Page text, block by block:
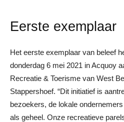
Eerste exemplaar
Het eerste exemplaar van beleef
donderdag 6 mei 2021 in Acquoy
Recreatie & Toerisme van West
Stappershoef. “Dit initiatief is
bezoekers, de lokale
als geheel. Onze recreatieve